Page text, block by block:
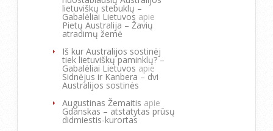
lietuviškų stebuklų –
Gabalėliai Lietuvos apie
Pietų Australija – Žavių
atradimų žemė
Iš kur Australijos sostinėj
tiek lietuviškų paminklų? –
Gabalėliai Lietuvos apie
Sidnėjus ir Kanbera – dvi
Australijos sostinės
Augustinas Žemaitis apie
Gdanskas – atstatytas prūsų
didmiestis-kurortas